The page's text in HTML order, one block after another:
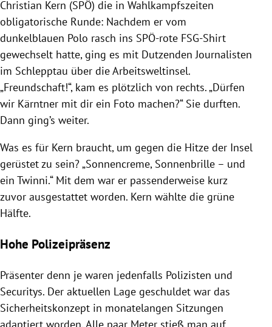
Christian Kern (SPÖ) die in Wahlkampfszeiten
obligatorische Runde: Nachdem er vom
dunkelblauen Polo rasch ins SPÖ-rote FSG-Shirt
gewechselt hatte, ging es mit Dutzenden Journalisten
im Schlepptau über die Arbeitsweltinsel.
„Freundschaft!“, kam es plötzlich von rechts. „Dürfen
wir Kärntner mit dir ein Foto machen?“ Sie durften.
Dann ging’s weiter.
Was es für Kern braucht, um gegen die Hitze der Insel
gerüstet zu sein? „Sonnencreme, Sonnenbrille – und
ein Twinni.“ Mit dem war er passenderweise kurz
zuvor ausgestattet worden. Kern wählte die grüne
Hälfte.
Hohe Polizeipräsenz
Präsenter denn je waren jedenfalls Polizisten und
Securitys. Der aktuellen Lage geschuldet war das
Sicherheitskonzept in monatelangen Sitzungen